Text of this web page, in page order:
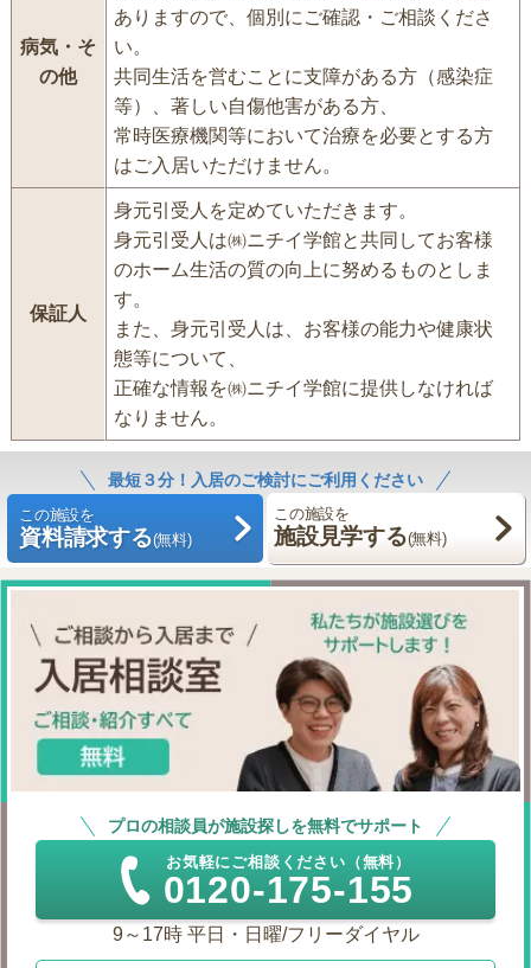
病気・そ
の他
ありますので、個別にご確認・ご相談くださ
い。
共同生活を営むことに支障がある方（感染症
等）、著しい自傷他害がある方、
常時医療機関等において治療を必要とする方
はご入居いただけません。
保証人
身元引受人を定めていただきます。
身元引受人は㈱ニチイ学館と共同してお客様
のホーム生活の質の向上に努めるものとしま
す。
また、身元引受人は、お客様の能力や健康状
態等について、
正確な情報を㈱ニチイ学館に提供しなければ
なりません。
最短３分！入居のご検討にご利用ください
この施設を
資料請求する(無料)
この施設を
施設見学する(無料)
プロの相談員が施設探しを無料でサポート
お気軽にご相談ください（無料）
0120-175-155
9～17時 平日・日曜/フリーダイヤル